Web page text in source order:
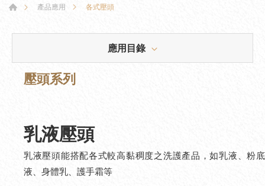
產品應用 各式壓頭
應用目錄
壓頭系列
乳液壓頭
乳液壓頭能搭配各式較高黏稠度之洗護產品，如乳液、粉底
液、身體乳、護手霜等